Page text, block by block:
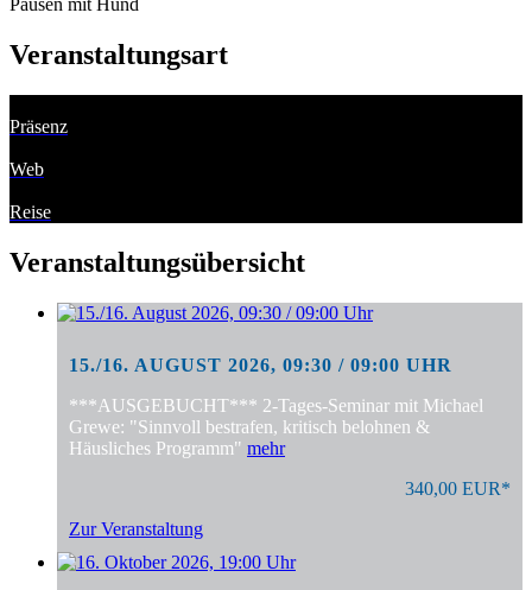
Pausen mit Hund
Veranstaltungsart
Präsenz
Web
Reise
Veranstaltungsübersicht
15./16. AUGUST 2026, 09:30 / 09:00 UHR
***AUSGEBUCHT*** 2-Tages-Seminar mit Michael
Grewe: "Sinnvoll bestrafen, kritisch belohnen &
Häusliches Programm" mehr
340,00 EUR*
Zur Veranstaltung